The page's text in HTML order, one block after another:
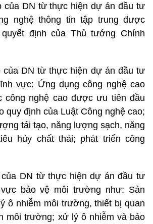
của DN từ thực hiện dự án đầu tư
nghệ thông tin tập trung được
định của Thủ tướng Chính
của DN từ thực hiện dự án đầu tư
vực: Ứng dụng công nghệ cao
công nghệ cao được ưu tiên đầu
quy định của Luật Công nghệ cao;
tái tạo, năng lượng sạch, năng
hủy chất thải; phát triển công
của DN từ thực hiện dự án đầu tư
bảo vệ môi trường như: Sản
ô nhiễm môi trường, thiết bị quan
môi trường; xử lý ô nhiễm và bảo